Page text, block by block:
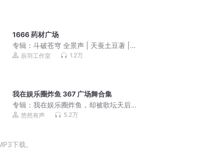
1666 药材广场
专辑：斗破苍穹 全景声 | 天蚕土豆著 |
辰羽工作室演播 | 经典玄幻小说
辰羽工作室 1.2万
我在娱乐圈炸鱼 367 广场舞合集
专辑：我在娱乐圈炸鱼，却被歌坛天后
套牢 | 歌曲超多
悠然有声 5.2万
下载。